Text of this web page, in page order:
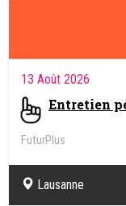
13 Août 2026
Entretien
FuturPlus
Lausanne